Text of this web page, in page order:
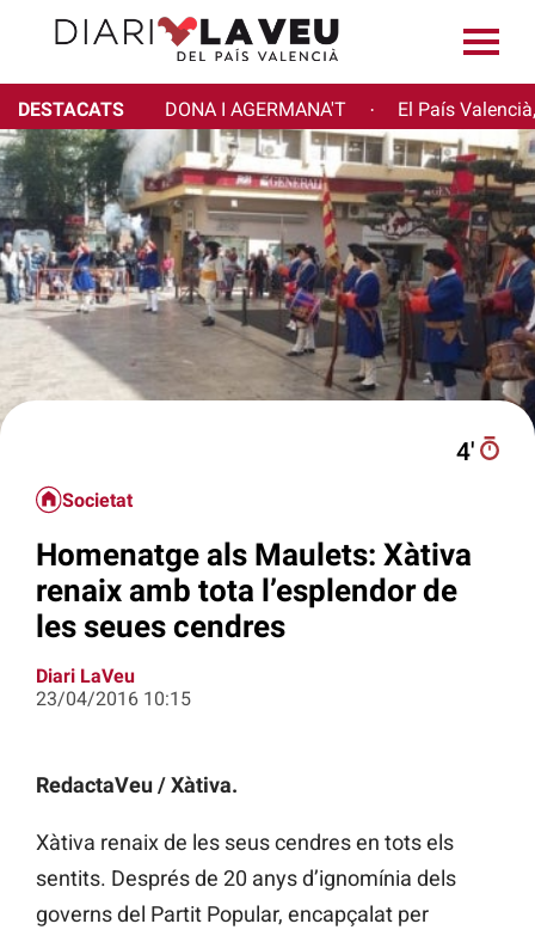
DESTACATS DONA I AGERMANA'T · El País
4′
Societat
Homenatge als Maulets: Xàtiva
renaix amb tota l’esplendor de
les seues cendres
Diari LaVeu
23/04/2016 10:15
RedactaVeu / Xàtiva.
Xàtiva renaix de les seus cendres en tots els
sentits. Després de 20 anys d’ignomínia dels
governs del Partit Popular, encapçalat per